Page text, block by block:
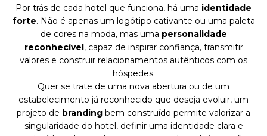
Por trás de cada hotel que funciona, há uma identidade
forte. Não é apenas um logótipo cativante ou uma paleta
de cores na moda, mas uma personalidade
reconhecível , capaz de inspirar confiança, transmitir
valores e construir relacionamentos autênticos com os
hóspedes.
Quer se trate de uma nova abertura ou de um
estabelecimento já reconhecido que deseja evoluir, um
projeto de branding bem construído permite valorizar a
singularidade do hotel, definir uma identidade clara e